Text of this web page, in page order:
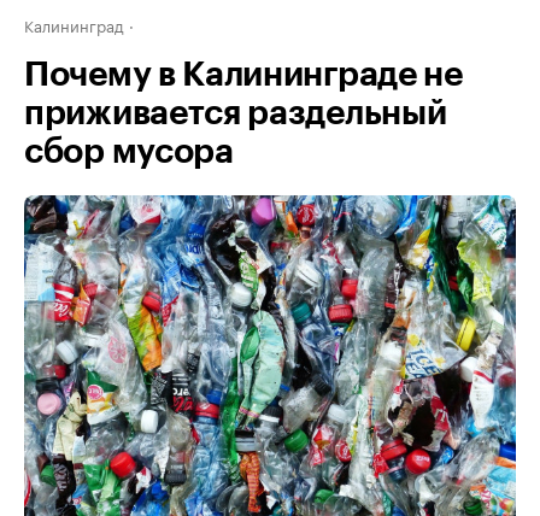
Калининград
Почему в Калининграде не
приживается раздельный
сбор мусора